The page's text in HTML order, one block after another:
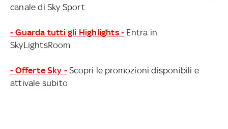
canale di Sky Sport
- Guarda tutti gli Highlights - Entra in
SkyLightsRoom
- Offerte Sky - Scopri le promozioni disponibili e
attivale subito